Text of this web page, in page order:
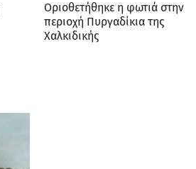
Οριοθετήθηκε η φωτιά στην
περιοχή Πυργαδίκια της
Χαλκιδικής